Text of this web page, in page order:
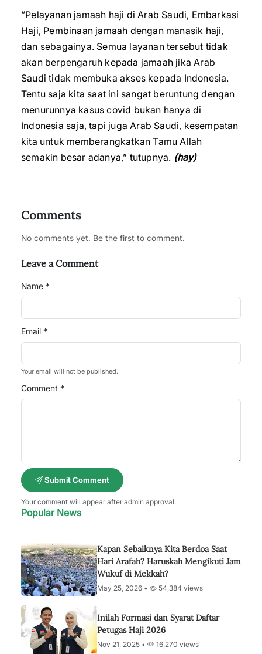
“Pelayanan jamaah haji di Arab Saudi, Embarkasi
Haji, Pembinaan jamaah dengan manasik haji,
dan sebagainya. Semua layanan tersebut tidak
akan berpengaruh kepada jamaah jika Arab
Saudi tidak membuka akses kepada Indonesia.
Tentu saja kita saat ini sangat beruntung dengan
menurunnya kasus covid bukan hanya di
Indonesia saja, tapi juga Arab Saudi, kesempatan
kita untuk memberangkatkan Tamu Allah
semakin besar adanya,” tutupnya. (hay)
Comments
No comments yet. Be the first to comment.
Leave a Comment
Name *
Email *
Your email will not be published.
Comment *
Submit Comment
Your comment will appear after admin approval.
Popular News
Kapan Sebaiknya Kita Berdoa Saat
Hari Arafah? Haruskah Mengikuti Jam
Wukuf di Mekkah?
May 25, 2026 • 54,384 views
Inilah Formasi dan Syarat Daftar
Petugas Haji 2026
Nov 21, 2025 • 16,270 views